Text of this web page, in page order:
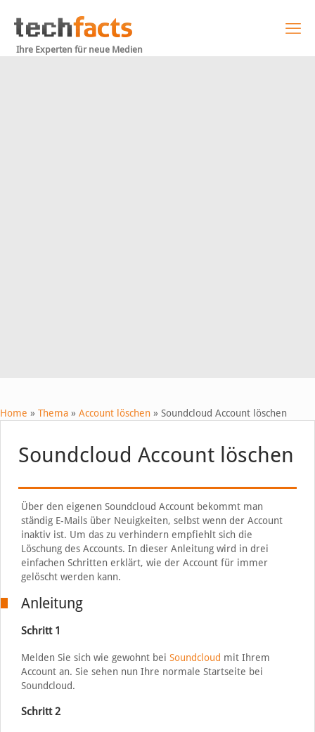
Ihre Experten für neue Medien
Home » Thema » Account löschen » Soundcloud Account löschen
Soundcloud Account löschen
Über den eigenen Soundcloud Account bekommt man
ständig E-Mails über Neuigkeiten, selbst wenn der Account
inaktiv ist. Um das zu verhindern empfiehlt sich die
Löschung des Accounts. In dieser Anleitung wird in drei
einfachen Schritten erklärt, wie der Account für immer
gelöscht werden kann.
Anleitung
Schritt 1
Melden Sie sich wie gewohnt bei Soundcloud mit Ihrem
Account an. Sie sehen nun Ihre normale Startseite bei
Soundcloud.
Schritt 2